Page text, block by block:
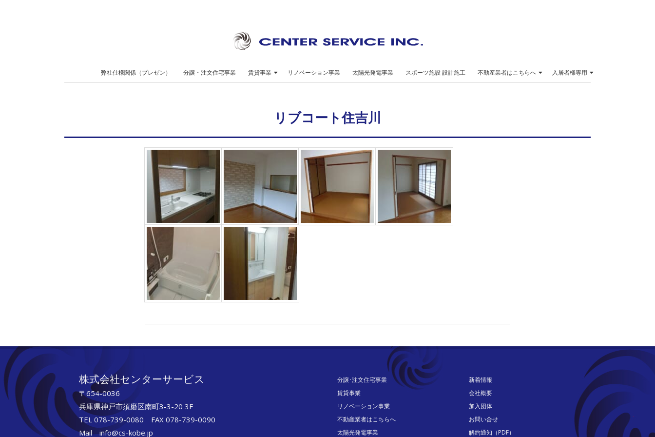
セ
ン
タ
サ
ー
ビ
ス
Navigation
弊社仕様関係（プレゼン） 分譲・注文住宅事業 賃貸事業 リノベーション事業 太陽光発電事業 スポーツ施設 設計施工 不動産業者はこちらへ 入居者様専用
リブコート住吉川
株式会社センターサービス
〒654-0036
兵庫県神戸市須磨区南町3-3-20 3F
TEL 078-739-0080 FAX 078-739-0090
Mail info@cs-kobe.jp
分譲･注文住宅事業
賃貸事業
リノベーション事業
不動産業者はこちらへ
太陽光発電事業
新着情報
会社概要
加入団体
お問い合せ
解約通知（PDF）